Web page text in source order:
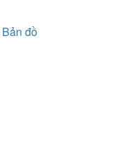
Bản đồ